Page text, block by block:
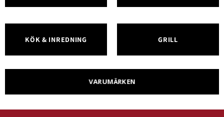
KÖK & INREDNING GRILL
VARUMÄRKEN